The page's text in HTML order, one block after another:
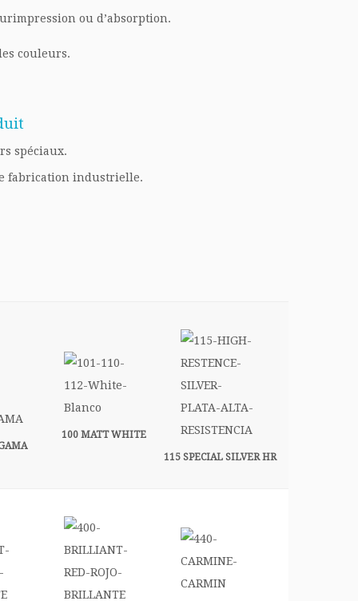
ou d’absorption.
couleurs.
spéciaux.
fabrication industrielle.
100 MATT WHITE
115 SPECIAL SILVER HR